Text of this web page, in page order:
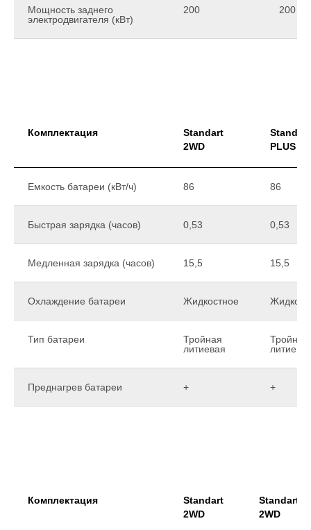
Мощность заднего
электродвигателя (кВт)
200 200
Комплектация
Standart
2WD
Standart
PLUS
Емкость батареи (кВт/ч) 86 86
Быстрая зарядка (часов) 0,53 0,53
Медленная зарядка (часов) 15,5 15,5
Охлаждение батареи Жидкостное
Тип батареи
Тройная
литиевая
Тройная
Преднагрев батареи + +
Комплектация
Standart
2WD
Standart
2WD